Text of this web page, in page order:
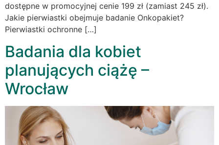
dostępne w promocyjnej cenie 199 zł (zamiast 245 zł).
Jakie pierwiastki obejmuje badanie Onkopakiet?
Pierwiastki ochronne […]
Badania dla kobiet
planujących ciążę –
Wrocław